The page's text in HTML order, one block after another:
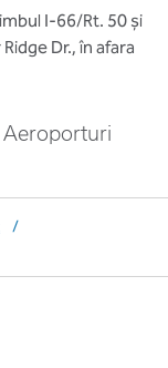
I-66/Rt. 50 și
Dr., în afara
Aeroporturi
/